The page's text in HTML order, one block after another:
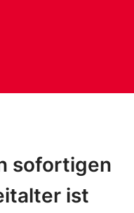
sofortigen
ist